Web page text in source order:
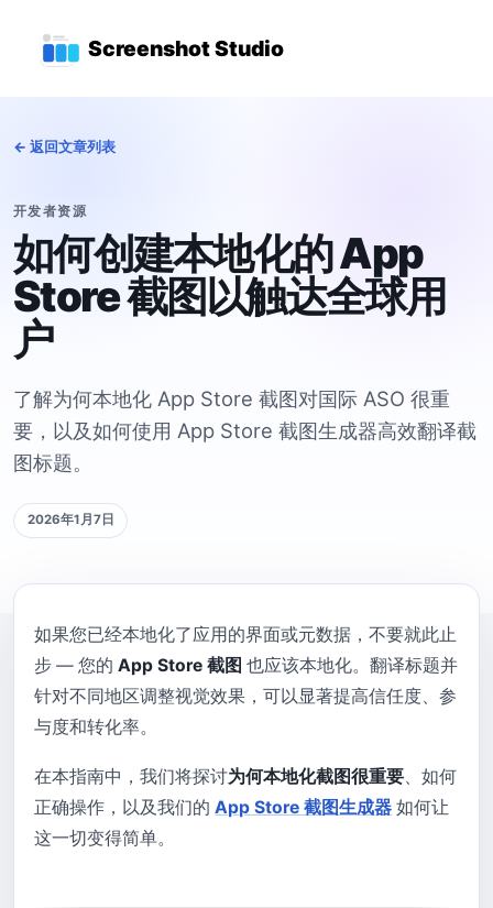
Screenshot Studio
顶级导航菜单
← 返回文章列表
开发者资源
如何创建本地化的 App
Store 截图以触达全球用
户
了解为何本地化 App Store 截图对国际 ASO 很重
要，以及如何使用 App Store 截图生成器高效翻译截
图标题。
2026年1月7日
如果您已经本地化了应用的界面或元数据，不要就此止
步 — 您的App Store 截图 也应该本地化。翻译标题并
针对不同地区调整视觉效果，可以显著提高信任度、参
与度和转化率。
在本指南中，我们将探讨为何本地化截图很重要、如何
正确操作，以及我们的App Store 截图生成器 如何让
这一切变得简单。